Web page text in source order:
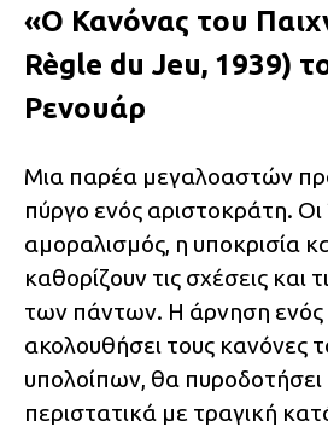
«Ο Κανόνας του
Règle du Jeu, 1939)
Ρενουάρ
Μια παρέα μεγαλοαστών
πύργο ενός αριστοκράτη. Οι
αμοραλισμός, η υποκρισία
καθορίζουν τις σχέσεις και
των πάντων. Η άρνηση ενός
ακολουθήσει τους κανόνες
υπολοίπων, θα
περιστατικά με τραγική